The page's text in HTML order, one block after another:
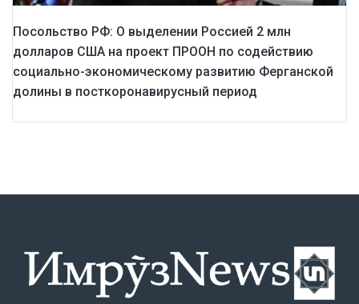
Посольство РФ: О выделении Россией 2 млн
долларов США на проект ПРООН по содействию
социально-экономическому развитию Ферганской
долины в посткоронавирусный период